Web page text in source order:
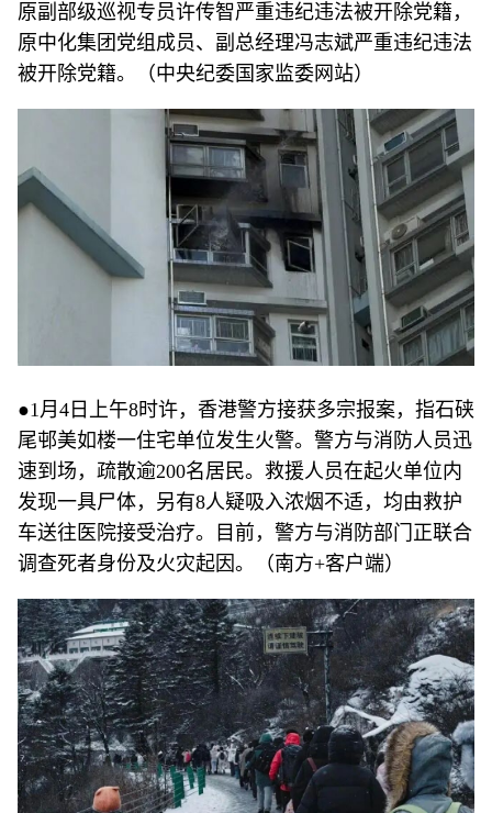
原副部级巡视专员许传智严重违纪违法被开除党籍，
原中化集团党组成员、副总经理冯志斌严重违纪违法
被开除党籍。（中央纪委国家监委网站）
●1月4日上午8时许，香港警方接获多宗报案，指石硖
尾邨美如楼一住宅单位发生火警。警方与消防人员迅
速到场，疏散逾200名居民。救援人员在起火单位内
发现一具尸体，另有8人疑吸入浓烟不适，均由救护
车送往医院接受治疗。目前，警方与消防部门正联合
调查死者身份及火灾起因。（南方+客户端）